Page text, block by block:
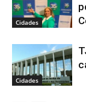
Cidades
Cidades